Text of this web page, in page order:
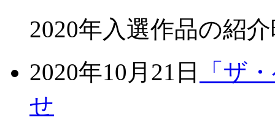
2020年入選作品の紹
2020年10月21日
「ザ
せ